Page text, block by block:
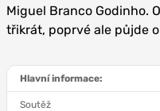
Miguel Branco Godinho.
třikrát, poprvé ale půjde
Hlavní informace:
Soutěž